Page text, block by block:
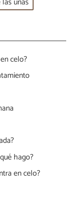
celo?
hago?
en celo?